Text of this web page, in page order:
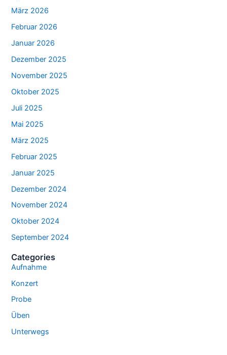
März 2026
Februar 2026
Januar 2026
Dezember 2025
November 2025
Oktober 2025
Juli 2025
Mai 2025
März 2025
Februar 2025
Januar 2025
Dezember 2024
November 2024
Oktober 2024
September 2024
Categories
Aufnahme
Konzert
Probe
Üben
Unterwegs